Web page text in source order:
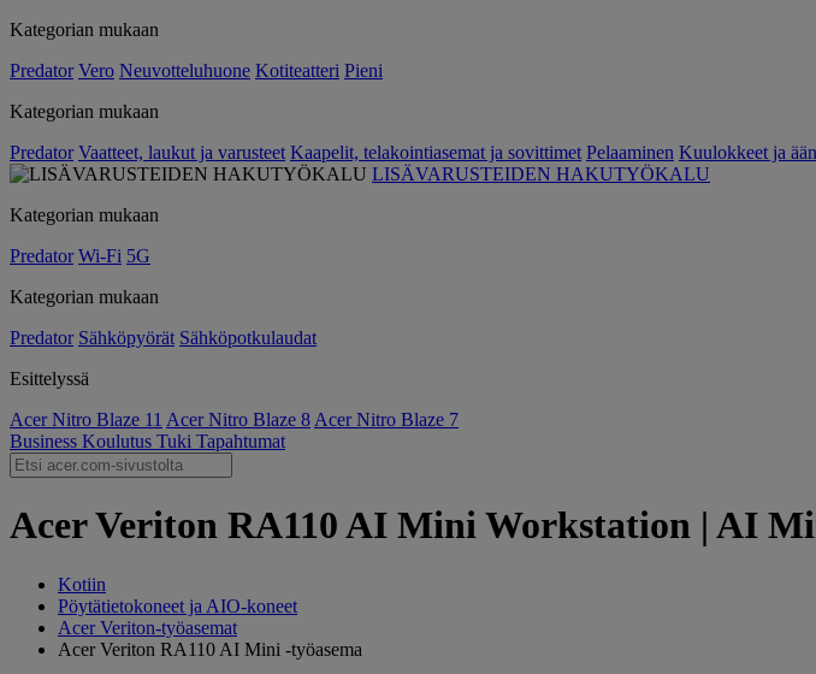
Kategorian mukaan
Predator Vero Neuvotteluhuone Kotiteatteri Pieni
Kategorian mukaan
Predator Vaatteet, laukut ja varusteet Kaapelit, telakointiasemat ja sovittimet Pelaaminen Kuulokkeet ja
LISÄVARUSTEIDEN HAKUTYÖKALU
Kategorian mukaan
Predator Wi-Fi 5G
Kategorian mukaan
Predator Sähköpyörät Sähköpotkulaudat
Esittelyssä
Acer Nitro Blaze 11 Acer Nitro Blaze 8 Acer Nitro Blaze 7
Business Koulutus Tuki Tapahtumat
Acer Veriton RA110 AI Mini Workstation | AI
Kotiin
Pöytätietokoneet ja AIO-koneet
Acer Veriton-työasemat
Acer Veriton RA110 AI Mini -työasema